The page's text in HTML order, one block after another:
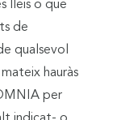
lleis o que
de
qualsevol
hauràs
per